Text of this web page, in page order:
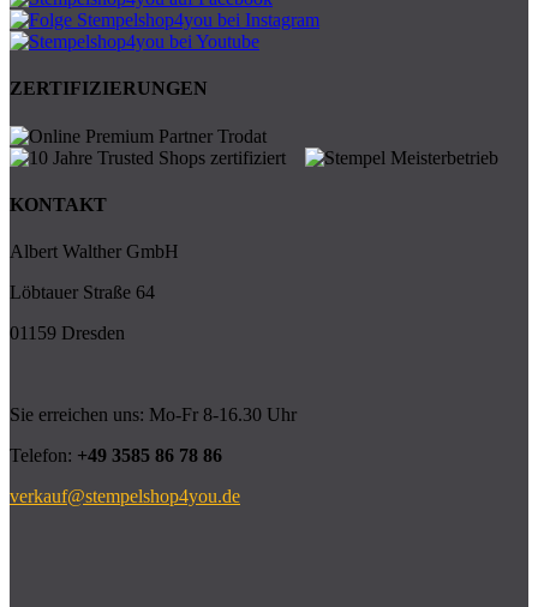
ZERTIFIZIERUNGEN
KONTAKT
Albert Walther GmbH
Löbtauer Straße 64
01159 Dresden
Sie erreichen uns: Mo-Fr 8-16.30 Uhr
Telefon: +49 3585 86 78 86
verkauf@stempelshop4you.de